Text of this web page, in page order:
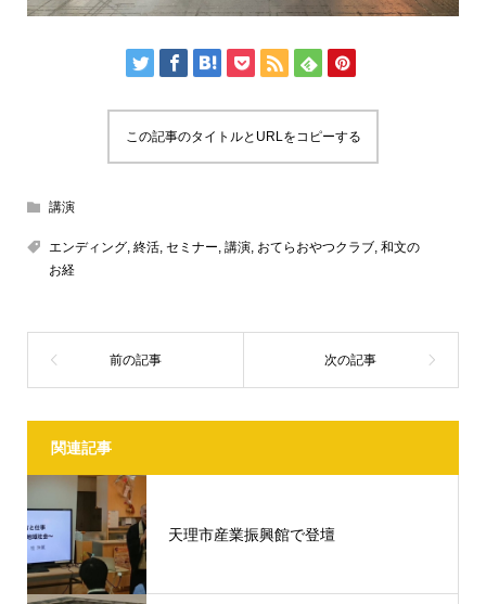
この記事のタイトルとURLをコピーする
講演
エンディング, 終活, セミナー, 講演, おてらおやつクラブ, 和文の
お経
関連記事
天理市産業振興館で登壇